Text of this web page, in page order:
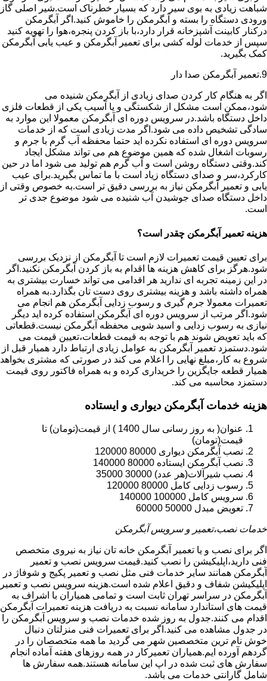
شباهت زیادی به بوی سیر دارد که بسیار خطرناک است.شیر اصلی گاز
ورودی دستگاه را بسته و آبگرمکن را خاموش کنید.اگر آبگرمکن
درکنار کابینت آشپزخانه قرار دارد،با باز کردن پنجره،هوا را تهویه کنید
سپس از خدمات لوله کشی برای تعمیر آبگرمکن و عیب یابی آبگرمکن
کمک بگیرید.
9.تعمیر آبگرمکن صدا دار
اگر به هنگام کار کردن صدای زیادی از آبگرمکن شنیده می
شود،ممکن است مشکل از شکستگی و یا آسیب یکی از قطعات فلزی
داخل دستگاه باشد.در سرویس دوره ای آبگرمکن معمولا این موارد به
سادگی تشخیص داده می شود.اگر مدت زیادی است که از خدمات
سرویس دوره ای استفاده نکرده اید حتما محفظه آب گرم با جرم و
رسوبات اشغال شده که همین موضوع هم می تواند مشکل ایجاد
کند.وقتی دستگاه روشن است و آب گرم هم تولید می شود اما در حین
کارکرد،سر و صدای دستگاه زیاد است با ما تماس بگیرید.برای عیب
یابی و تعمیر آبگرمکن نیاز به بررسی دقیق تر است.به خصوص وقتی از
داخل دستگاه صدای جوشیدن آب شنیده می شود موضوع جدی تر
است.
هزینه تعمیر آبگرمکن چقدر است؟
برای تعیین قیمت تعمیرات لازم است تا آبگرمکن از نزدیک بررسی
شود.هرگز برای کاهش هزینه ها اقدام به باز کردن آبگرمکن نکنید.اگر
در این زمینه تجربه ای ندارید هر اقدامی می تواند خسارت بیشتری به
همراه داشته باشد و هزینه بیشتری روی دست تان بگذارد.به همراه
تعمیرات معمولا جرم گیری و رسوب زدایی آبگرمکن هم انجام می
شود.اگر مرتب از سرویس دوره ای آبگرمکن استفاده کرده اید دیگر
نیازی به رسوب زدایی و اسید شویی محفظه آبگرمکن نیست.قطعاتی
که باید تعویض شوند هم با توجه به قیمت قطعات،تعیین قیمت می
شود.دستمزد تعمیر آبگرمکن به عوامل زیادی ارتباط دارد همیار قبل از
شروع به کار،مبلغ نهایی را اعلام می کند در صورتی که مشتری بخواهد
همیار قطعه جایگزین را خریداری کرده و به همراه فاکتور روی قیمت
دستمزد محاسبه می کند.
هزینه خدمات آبگرمکن دیواری و ایستاده
عنوان( به روز رسانی سال 1400 ) از قیمت(تومان) تا
قیمت(تومان)
نصب آبگرمکن دیواری 80000 120000
نصب آبگرمکن ایستاده 80000 140000
نصب شیرآلات(هر عدد) 30000 35000
رسوب زدایی کامل 80000 120000
سرویس کامل 100000 140000
تعویض مبدل 50000 60000
خدمات نصب،تعمیر و سرویس آبگرمکن
اگر برای نصب و یا تعمیر آبگرمکن خانه تان نیاز به نیروی متخصص
فنی دارید،اپلیکیشن را نصب کنید.قیمت سرویس نصب و تعمیر
آبگرمکن همانند سایر خدمات فنی مثل نصب و تعمیر پکیج و شوفاژ در
اپلیکیشن شفاف و دقیق اعلام شده است.هزینه سرویس نصب و تعمیر
آبگرمکن در سراسر تهران ثابت است و تمامی همیاران با اشراف به
قیمت های استاندارد سامانه نسبت به دریافت هزینه تعمیرات آبگرمکن
اقدام می کنند.جدول به روز شده خدمات نصب و سرویس آبگرمکن را
در جدول مشاهده می کنید.اگر برای تعمیرات فنی منزلتان دنبال
خوش نام ترین متخصصین شهر می گردید ما همه متخصصان را در
گردهم آورده ایم.همیاران تعمیرکار در همه روزهای هفته آماده انجام
سفارش های ثبت شده در اپ این سامانه هستند.همه سفارش ها
شامل گارانتی خدمات می باشد.